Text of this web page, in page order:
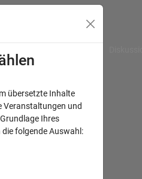
übersetzte Inhalte
Veranstaltungen und
Ihres
folgende Auswahl: